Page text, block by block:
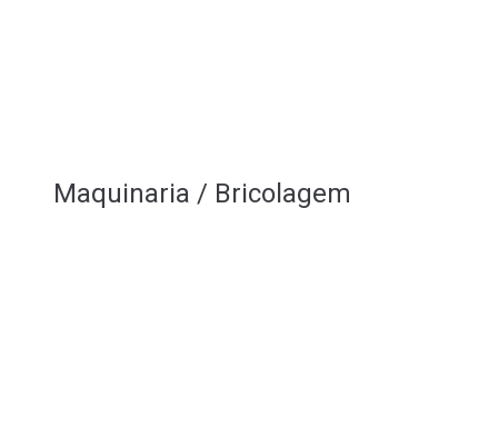
Maquinaria / Bricolagem